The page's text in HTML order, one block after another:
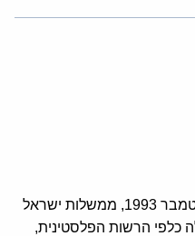
א. מאז נחתמו הסכמי אוסלו בספטמבר 1993, ממשלות ישראל
כלפי הרשות הפלסטינית,